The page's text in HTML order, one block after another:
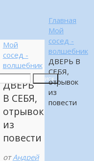
Поиск
Главная
Мой
сосед -
волшебник
ДВЕРЬ В
СЕБЯ,
отрывок
из
повести
Мой
сосед -
волшебник
ДВЕРЬ
В СЕБЯ,
отрывок
из
повести
от Андрей